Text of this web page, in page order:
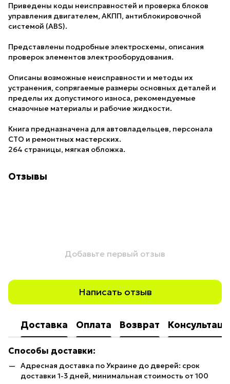
Приведены коды неисправностей и проверка блоков
управления двигателем, АКПП, антиблокировочной
системой (ABS).
Представлены подробные электросхемы, описания
проверок элементов электрооборудования.
Описаны возможные неисправности и методы их
устранения, сопрягаемые размеры основных деталей и
пределы их допустимого износа, рекомендуемые
смазочные материалы и рабочие жидкости.
Книга предназначена для автовладельцев, персонала
СТО и ремонтных мастерских.
264 страницы, мягкая обложка.
Отзывы
Добавьте первый отзыв
Написать отзыв
Доставка Оплата Возврат
Способы доставки:
Адресная доставка по Украине до дверей: срок
доставки 1-3 дней, минимальная стоимость от 100